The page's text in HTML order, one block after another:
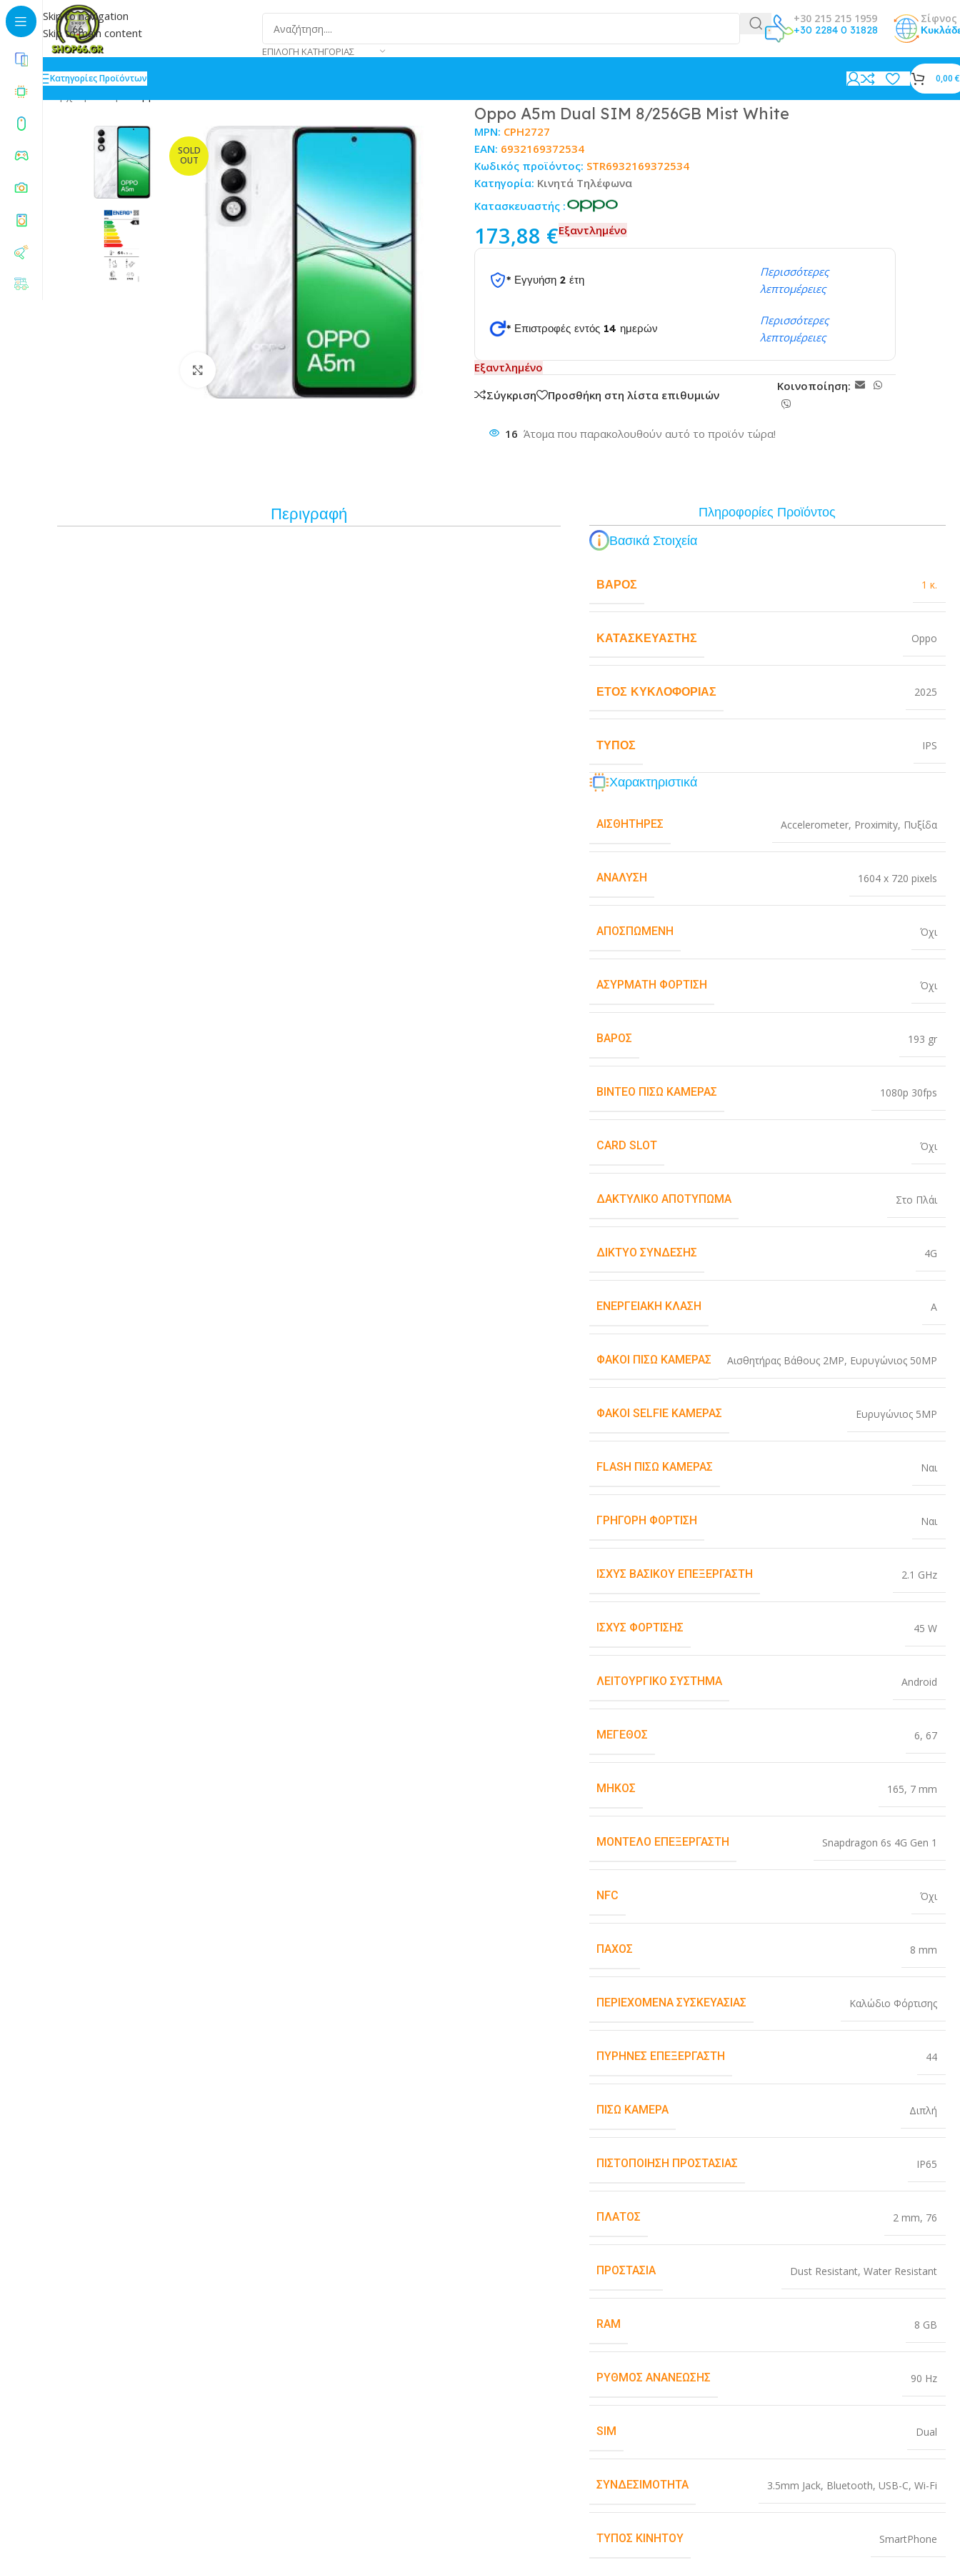
Skip to navigation
Skip to main content
ΕΠΙΛΟΓΉ ΚΑΤΗΓΟΡΊΑΣ
+30 215 215 1959
+30 2284 0 31828
Σίφνος
Κατηγορίες Προϊόντων 0,00 €
SOLD
OUT
Κάντε κλικ για μεγέθυνση
Oppo A5m Dual SIM 8/256GB Mist White
Κατασκευαστής :
MPN: CPH2727
EAN: 6932169372534
Κωδικός προϊόντος: STR6932169372534
Κατηγορία: Κινητά Τηλέφωνα
173,88 €Εξαντλημένο
* Εγγυήση 2 έτη
Περισσότερες
λεπτομέρειες
* Επιστροφές εντός 14 ημερών
Περισσότερες
λεπτομέρειες
Εξαντλημένο
Σύγκριση
Προσθήκη στη λίστα επιθυμιών
Κοινοποίηση:
16 Άτομα που παρακολουθούν αυτό το προϊόν τώρα!
Περιγραφή
Πληροφορίες Προϊόντος
Βασικά Στοιχεία
ΒΆΡΟΣ 1 κ.
ΚΑΤΑΣΚΕΥΑΣΤΉΣ Oppo
ΈΤΟΣ ΚΥΚΛΟΦΟΡΊΑΣ 2025
ΤΎΠΟΣ IPS
Χαρακτηριστικά
ΑΙΣΘΗΤΉΡΕΣ Accelerometer, Proximity, Πυξίδα
ΑΝΆΛΥΣΗ 1604 x 720 pixels
ΑΠΟΣΠΏΜΕΝΗ Όχι
ΑΣΎΡΜΑΤΗ ΦΌΡΤΙΣΗ Όχι
ΒΆΡΟΣ 193 gr
ΒΊΝΤΕΟ ΠΊΣΩ ΚΆΜΕΡΑΣ 1080p 30fps
CARD SLOT Όχι
ΔΑΚΤΥΛΙΚΌ ΑΠΟΤΎΠΩΜΑ Στο Πλάι
ΔΊΚΤΥΟ ΣΎΝΔΕΣΗΣ 4G
ΕΝΕΡΓΕΙΑΚΉ ΚΛΆΣΗ A
ΦΑΚΟΊ ΠΊΣΩ ΚΆΜΕΡΑΣ Αισθητήρας Βάθους 2MP, Ευρυγώνιος 50MP
ΦΑΚΟΊ SELFIE ΚΆΜΕΡΑΣ Ευρυγώνιος 5MP
FLASH ΠΊΣΩ ΚΆΜΕΡΑΣ Ναι
ΓΡΉΓΟΡΗ ΦΌΡΤΙΣΗ Ναι
ΙΣΧΎΣ ΒΑΣΙΚΟΎ ΕΠΕΞΕΡΓΑΣΤΉ 2.1 GHz
ΙΣΧΎΣ ΦΌΡΤΙΣΗΣ 45 W
ΛΕΙΤΟΥΡΓΙΚΌ ΣΎΣΤΗΜΑ Android
ΜΈΓΕΘΟΣ 6, 67
ΜΉΚΟΣ 165, 7 mm
ΜΟΝΤΈΛΟ ΕΠΕΞΕΡΓΑΣΤΉ Snapdragon 6s 4G Gen 1
NFC Όχι
ΠΆΧΟΣ 8 mm
ΠΕΡΙΕΧΌΜΕΝΑ ΣΥΣΚΕΥΑΣΊΑΣ Καλώδιο Φόρτισης
ΠΥΡΉΝΕΣ ΕΠΕΞΕΡΓΑΣΤΉ 44
ΠΊΣΩ ΚΆΜΕΡΑ Διπλή
ΠΙΣΤΟΠΟΊΗΣΗ ΠΡΟΣΤΑΣΊΑΣ IP65
ΠΛΆΤΟΣ 2 mm, 76
ΠΡΟΣΤΑΣΊΑ Dust Resistant, Water Resistant
RAM 8 GB
ΡΥΘΜΌΣ ΑΝΑΝΈΩΣΗΣ 90 Hz
SIM Dual
ΣΥΝΔΕΣΙΜΌΤΗΤΑ 3.5mm Jack, Bluetooth, USB-C, Wi-Fi
ΤΎΠΟΣ ΚΙΝΗΤΟΎ SmartPhone